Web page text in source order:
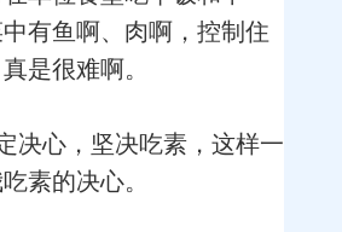
有鱼啊、肉啊，控制住
是很难啊。
决心，坚决吃素，这样一
素的决心。